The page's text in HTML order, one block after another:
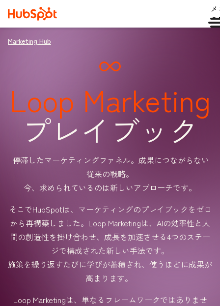
Marketing Hub
Loop Marketing
プレイブック
停滞したマーケティングファネル。成果につながらない
従来の戦略。
今、求められているのは新しいアプローチです。
そこでHubSpotは、マーケティングのプレイブックをゼロ
から再構築しました。Loop Marketingは、AIの効率性と人
間の創造性を掛け合わせ、成長を加速させる4つのステー
ジで構成された新しい手法です。
施策を繰り返すたびに学びが蓄積され、使うほどに成果が
高まります。
Loop Marketingは、単なるフレームワークではありませ